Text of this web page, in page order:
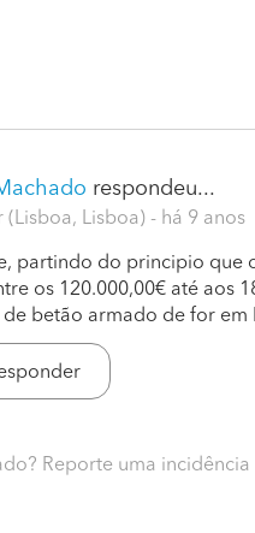
respondeu...
(Lisboa, Lisboa) - há 9 anos
partindo do principio que
os 120.000,00€ até aos
de betão armado de for em
Reporte uma incidência